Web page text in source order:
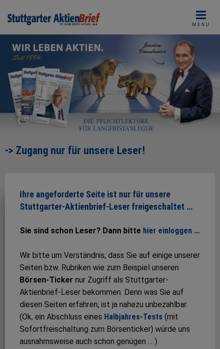
MENU
-> Zugang nur für unsere Leser!
Ihre angeforderte Seite ist nur für unsere
Stuttgarter-Aktienbrief-Leser freigeschaltet …
Sie sind schon Leser? Dann bitte hier einloggen …
Wir bitte um Verständnis, dass Sie auf einige unserer
Seiten bzw. Rubriken wie zum Beispiel unseren
Börsen-Ticker nur Zugriff als Stuttgarter-
Aktienbrief-Leser bekommen. Denn was Sie auf
diesen Seiten erfahren, ist ja nahezu unbezahlbar.
(Ok, ein Abschluss eines Halbjahres-Tests (mit
Sofortfreischaltung zum Börsenticker) würde uns
ausnahmsweise auch schon genügen … )